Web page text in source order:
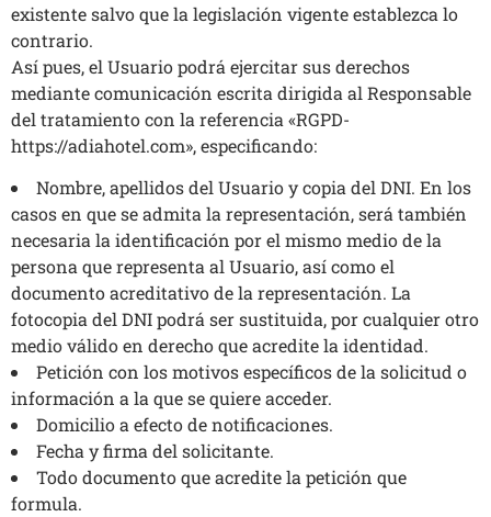
existente salvo que la legislación vigente establezca lo
contrario.
Así pues, el Usuario podrá ejercitar sus derechos
mediante comunicación escrita dirigida al Responsable
del tratamiento con la referencia «RGPD-
https://adiahotel.com», especificando:
Nombre, apellidos del Usuario y copia del DNI. En los
casos en que se admita la representación, será también
necesaria la identificación por el mismo medio de la
persona que representa al Usuario, así como el
documento acreditativo de la representación. La
fotocopia del DNI podrá ser sustituida, por cualquier otro
medio válido en derecho que acredite la identidad.
Petición con los motivos específicos de la solicitud o
información a la que se quiere acceder.
Domicilio a efecto de notificaciones.
Fecha y firma del solicitante.
Todo documento que acredite la petición que
formula.